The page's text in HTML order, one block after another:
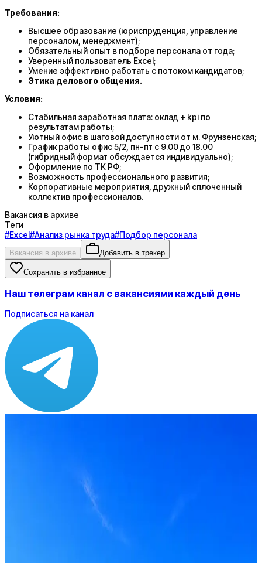
Требования:
Высшее образование (юриспруденция, управление
персоналом, менеджмент);
Обязательный опыт в подборе персонала от года;
Уверенный пользователь Excel;
Умение эффективно работать с потоком кандидатов;
Этика делового общения.
Условия:
Стабильная заработная плата: оклад + kpi по
результатам работы;
Уютный офис в шаговой доступности от м. Фрунзенская;
График работы офис 5/2, пн-пт с 9.00 до 18.00
(гибридный формат обсуждается индивидуально);
Оформление по ТК РФ;
Возможность профессионального развития;
Корпоративные мероприятия, дружный сплоченный
коллектив профессионалов.
Вакансия в архиве
Теги
#Excel#Анализ рынка труда#Подбор персонала
Вакансия в архиве Добавить в трекер
Сохранить в избранное
Наш телеграм канал с вакансиями каждый день
Подписаться на канал
Оффер быстрее с Эйч